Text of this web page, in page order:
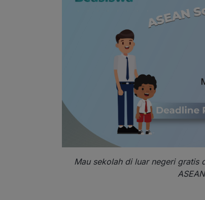
Mau sekolah di luar negeri gratis